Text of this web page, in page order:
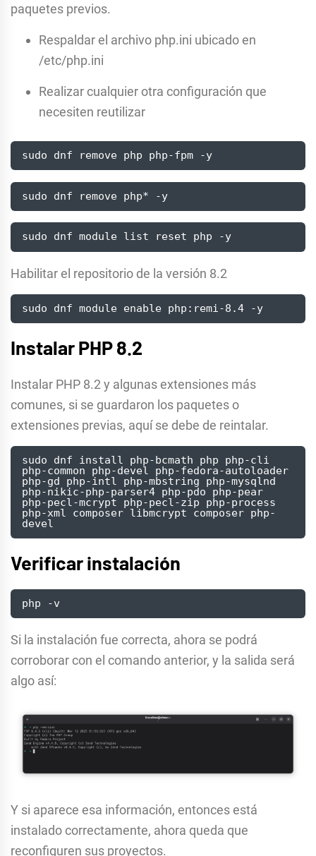
paquetes previos.
Respaldar el archivo php.ini ubicado en
/etc/php.ini
Realizar cualquier otra configuración que
necesiten reutilizar
sudo dnf remove php php-fpm -y
sudo dnf remove php* -y
sudo dnf module list reset php -y
Habilitar el repositorio de la versión 8.2
sudo dnf module enable php:remi-8.4 -y
Instalar PHP 8.2
Instalar PHP 8.2 y algunas extensiones más
comunes, si se guardaron los paquetes o
extensiones previas, aquí se debe de reintalar.
sudo dnf install php-bcmath php php-cli
php-common php-devel php-fedora-autoloader
php-gd php-intl php-mbstring php-mysqlnd
php-nikic-php-parser4 php-pdo php-pear
php-pecl-mcrypt php-pecl-zip php-process
php-xml composer libmcrypt composer php-
devel
Verificar instalación
php -v
Si la instalación fue correcta, ahora se podrá
corroborar con el comando anterior, y la salida será
algo así:
Y si aparece esa información, entonces está
instalado correctamente, ahora queda que
reconfiguren sus proyectos.